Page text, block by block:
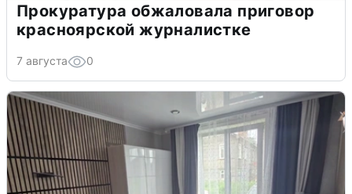
Прокуратура обжаловала приговор
красноярской журналистке
7 августа 0